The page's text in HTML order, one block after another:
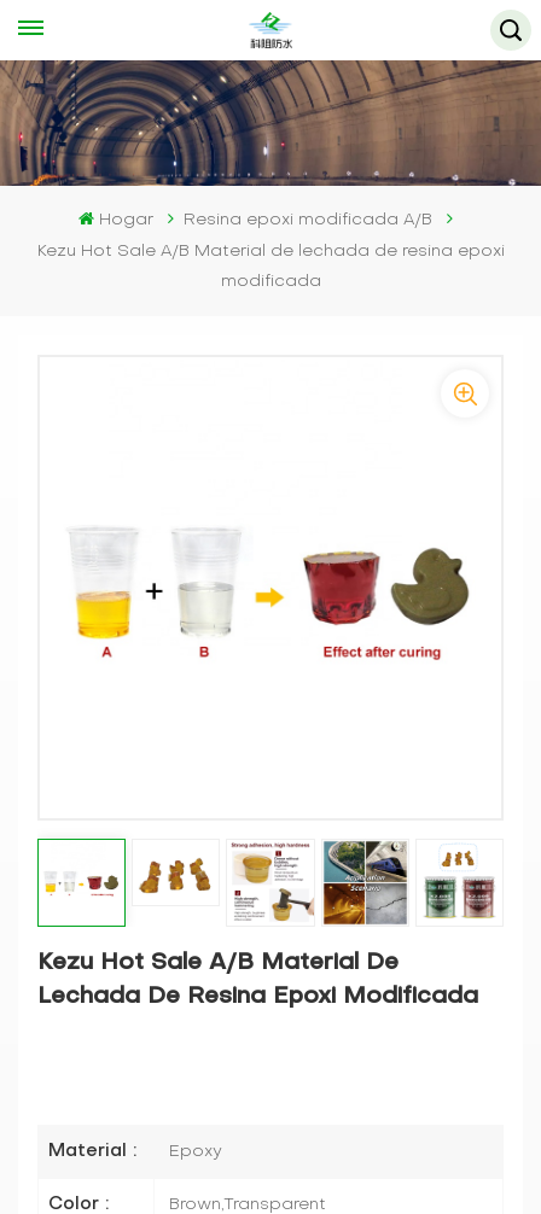
Hogar
Resina epoxi modificada A/B
Kezu Hot Sale A/B Material de lechada de resina epoxi
modificada
Kezu Hot Sale A/B Material De
Lechada De Resina Epoxi Modificada
Material : Epoxy
Color : Brown,Transparent